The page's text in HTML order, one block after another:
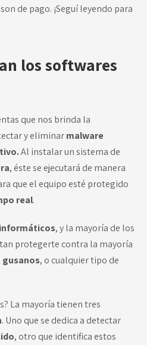
de pago. ¡Seguí leyendo para
los softwares
que nos brinda la
y eliminarmalware
Al instalar un sistema de
, éste se ejecutará de manera
que el equipo esté protegido
real.
, y la mayoría de los
protegerte contra la mayoría
, o cualquier tipo de
La mayoría tienen tres
. Uno que se dedica a detectar
, otro que identifica estos